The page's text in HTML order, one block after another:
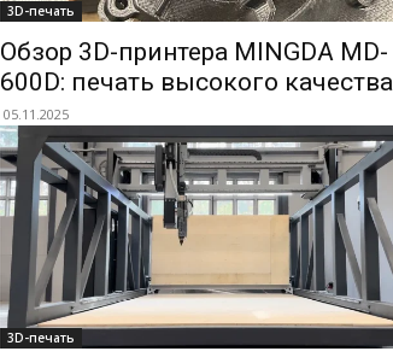
3D-печать
Обзор 3D-принтера MINGDA MD-
600D: печать высокого качества
05.11.2025
3D-печать